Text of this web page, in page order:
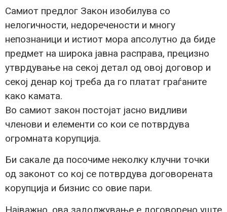
Самиот предлог Закон изобилува со
нелогичности, недоречености и многу
непознаници и истиот мора апсолутно да биде
предмет на широка јавна расправа, прецизно
утврдување на секој детал од овој договор и
секој денар кој треба да го платат граѓаните
како камата.
Во самиот закон постојат јасно видливи
членови и елементи со кои се потврдува
огромната корупција.
Би сакале да посочиме неколку клучни точки
од законот со кој се потврдува договорената
корупција и бизнис со овие пари.
Најважно, ова задолжување e договорено уште